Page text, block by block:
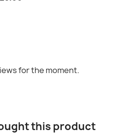
for the moment.
this product